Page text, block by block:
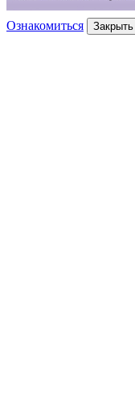
Ознакомиться Закрыть